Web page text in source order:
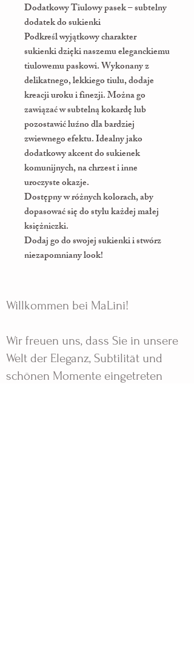
Dodatkowy Tiulowy pasek – subtelny
dodatek do sukienki
Podkreśl wyjątkowy charakter
sukienki dzięki naszemu eleganckiemu
tiulowemu paskowi. Wykonany z
delikatnego, lekkiego tiulu, dodaje
kreacji uroku i finezji. Można go
zawiązać w subtelną kokardę lub
pozostawić luźno dla bardziej
zwiewnego efektu. Idealny jako
dodatkowy akcent do sukienek
komunijnych, na chrzest i inne
uroczyste okazje.
Dostępny w różnych kolorach, aby
dopasować się do stylu każdej małej
księżniczki.
Dodaj go do swojej sukienki i stwórz
niezapomniany look!
Willkommen bei MaLini!
Wir freuen uns, dass Sie in unsere
Welt der Eleganz, Subtilität und
schönen Momente eingetreten